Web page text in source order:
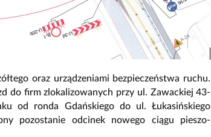
oraz urządzeniami bezpieczeństwa ruchu.
do firm zlokalizowanych przy ul. Zawackiej 43-
od ronda Gdańskiego do ul. Łukasińskiego
pozostanie odcinek nowego ciągu pieszo-